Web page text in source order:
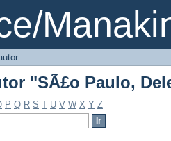
"SÃ£o Paulo,
"SÃ£o Paulo,
P Q R S T U V W X Y Z